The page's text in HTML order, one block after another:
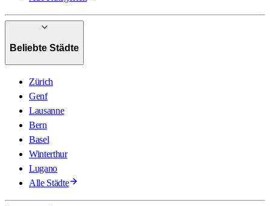
Beliebte Städte
Zürich
Genf
Lausanne
Bern
Basel
Winterthur
Lugano
Alle Städte